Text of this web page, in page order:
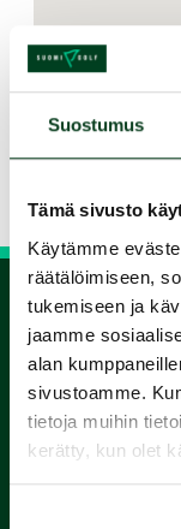
Suostumus
Tämä sivusto
Käytämme
räätälöimiseen,
tukemiseen ja
jaamme
alan
sivustoamme.
tietoja muihin
kerätty, kun olet
Jaa kurssi
1.
Varaa
alkeiskurssi